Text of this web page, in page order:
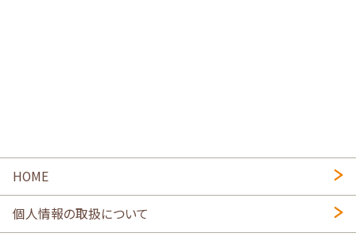
HOME
個人情報の取扱について